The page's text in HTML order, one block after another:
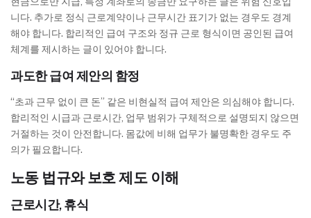
니다. 추가로 정식 근로계약이나 근무시간 표기가 없는 경우도 경계
해야 합니다. 합리적인 급여 구조와 정규 근로 형식이면 공인된 급여
체계를 제시하는 글이 있어야 합니다.
과도한 급여 제안의 함정
“초과 근무 없이 큰 돈” 같은 비현실적 급여 제안은 의심해야 합니다.
합리적인 시급과 근로시간, 업무 범위가 구체적으로 설명되지 않으면
거절하는 것이 안전합니다. 몸값에 비해 업무가 불명확한 경우도 주
의가 필요합니다.
노동 법규와 보호 제도 이해
근로시간, 휴식